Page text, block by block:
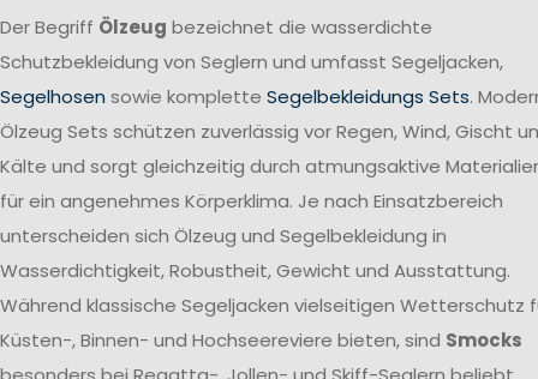
Der Begriff Ölzeug bezeichnet die wasserdichte
Schutzbekleidung von Seglern und umfasst Segeljacken,
Segelhosen sowie komplette Segelbekleidungs Sets.
Ölzeug Sets schützen zuverlässig vor Regen, Wind, Gischt
Kälte und sorgt gleichzeitig durch atmungsaktive
für ein angenehmes Körperklima. Je nach Einsatzbereich
unterscheiden sich Ölzeug und Segelbekleidung in
Wasserdichtigkeit, Robustheit, Gewicht und Ausstattung.
Während klassische Segeljacken vielseitigen Wetterschutz
Küsten-, Binnen- und Hochseereviere bieten, sind Smocks